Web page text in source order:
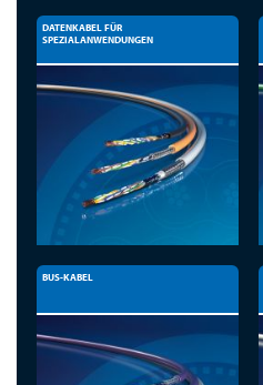
DATENKABEL FÜR
SPEZIALANWENDUNGEN
BUS-KABEL